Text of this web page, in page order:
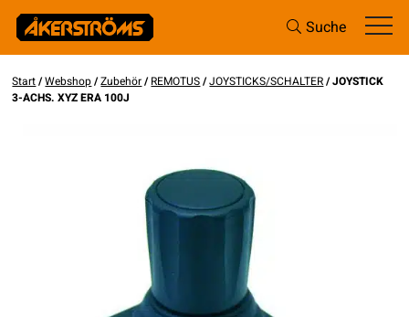
Suche
Start/Webshop/Zubehör/REMOTUS/JOYSTICKS/SCHALTER/ JOYSTICK
3-ACHS. XYZ ERA 100J